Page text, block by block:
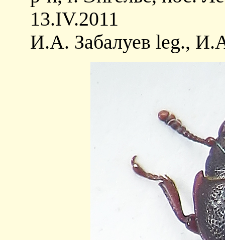
13.IV.2011
И.А. Забалуев leg.,